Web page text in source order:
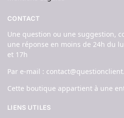
CONTACT
Une question ou une suggestion,
une réponse en moins de 24h du
et 17h
Par e-mail :
Cette boutique appartient à une
LIENS UTILES